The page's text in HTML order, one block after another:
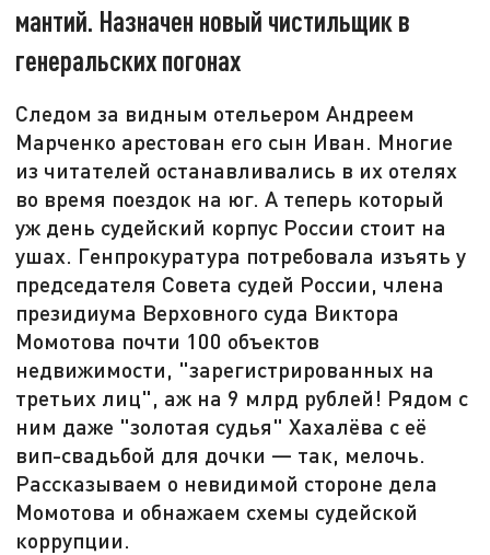
мантий. Назначен новый чистильщик в
генеральских погонах
Следом за видным отельером Андреем
Марченко арестован его сын Иван. Многие
из читателей останавливались в их отелях
во время поездок на юг. А теперь который
уж день судейский корпус России стоит на
ушах. Генпрокуратура потребовала изъять у
председателя Совета судей России, члена
президиума Верховного суда Виктора
Момотова почти 100 объектов
недвижимости, "зарегистрированных на
третьих лиц", аж на 9 млрд рублей! Рядом с
ним даже "золотая судья" Хахалёва с её
вип-свадьбой для дочки — так, мелочь.
Рассказываем о невидимой стороне дела
Момотова и обнажаем схемы судейской
коррупции.